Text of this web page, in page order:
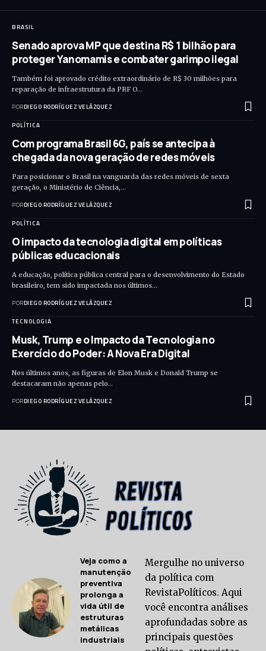
BRASIL
Senado aprova MP que destina R$ 1 bilhão para
proteger Yanomamis e combater garimpo ilegal
Também foi aprovado crédito extraordinário de R$ 30 milhões para
reparação de infraestrutura da PRF O…
PORDIEGO RODRÍGUEZ VELÁZQUEZ
POLÍTICA
Com programa Brasil 6G, país se antecipa à
chegada da nova geração de redes móveis
Para posicionar o Brasil na vanguarda das redes móveis de sexta
geração, o Ministério de Ciência,…
PORDIEGO RODRÍGUEZ VELÁZQUEZ
POLÍTICA
O impacto da tecnologia digital em políticas
públicas educacionais
A educação, política pública central para o desenvolvimento do Estado
brasileiro, tem sido impactada nos últimos…
PORDIEGO RODRÍGUEZ VELÁZQUEZ
TECNOLOGIA
Musk, Trump e o Impacto da Tecnologia no
Exercício do Poder: A Nova Era Digital
Nos últimos anos, as figuras de Elon Musk e Donald Trump se
destacaram não apenas pelo…
PORDIEGO RODRÍGUEZ VELÁZQUEZ
Veja como a
manutenção
preventiva
prolonga a
vida útil de
estruturas
metálicas
industriais
Mergulhe no universo
da política com
RevistaPolíticos. Aqui
você encontra análises
aprofundadas sobre as
principais questões